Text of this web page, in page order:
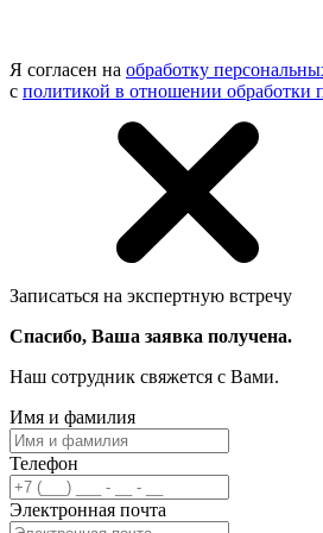
Я согласен на обработку
с политикой в отношении обработки
Записаться на экспертную встречу
Спасибо, Ваша заявка получена.
Наш сотрудник свяжется с Вами.
Имя и фамилия
Телефон
Электронная почта